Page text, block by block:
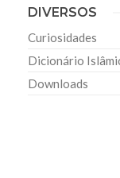
DIVERSOS
Curiosidades
Dicionário
Downloads